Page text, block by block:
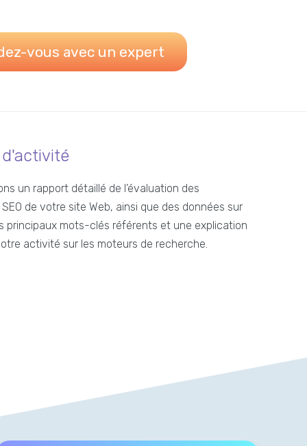
vous avec un expert
un rapport détaillé de l’évaluation des
de votre site Web, ainsi que des données sur
principaux mots-clés référents et une explication
activité sur les moteurs de recherche.